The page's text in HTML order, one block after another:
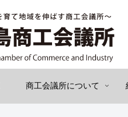
商工会議所について